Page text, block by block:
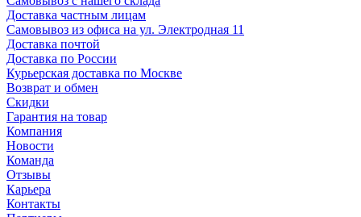
Доставка частным лицам
Самовывоз из офиса на ул. Электродная 11
Доставка почтой
Доставка по России
Курьерская доставка по Москве
Возврат и обмен
Скидки
Гарантия на товар
Компания
Новости
Команда
Отзывы
Карьера
Контакты